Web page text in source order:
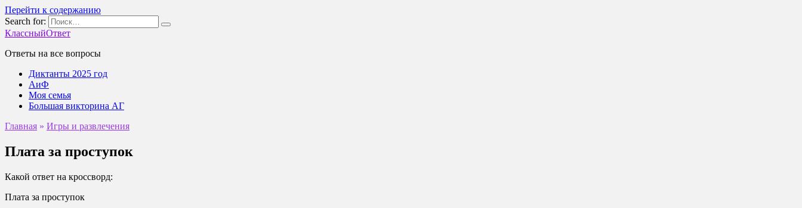
Перейти к содержанию
Search for:
КлассныйОтвет
Ответы на все вопросы
Диктанты 2025 год
АиФ
Моя семья
Большая викторина АГ
Главная » Игры и развлечения
Плата за проступок
Какой ответ на кроссворд:
Плата за проступок